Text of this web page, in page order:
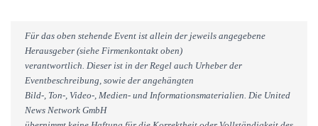
Für das oben stehende Event ist allein der jeweils angegebene
Herausgeber (siehe Firmenkontakt oben)
verantwortlich. Dieser ist in der Regel auch Urheber der
Eventbeschreibung, sowie der angehängten
Bild-, Ton-, Video-, Medien- und Informationsmaterialien. Die United
News Network GmbH